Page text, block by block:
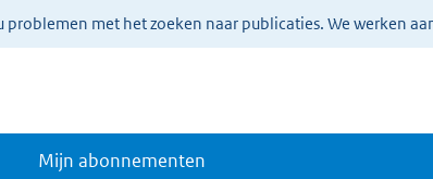
problemen met het zoeken naar publicaties. We werken
Mijn abonnementen